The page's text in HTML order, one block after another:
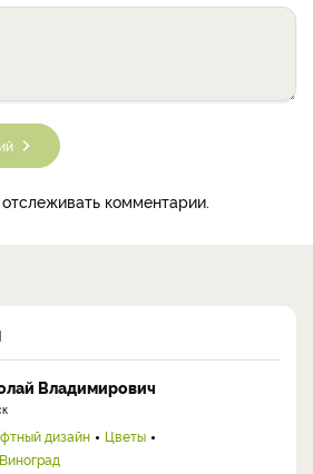
комментарии.
Владимирович
дизайн
Цветы
Виноград